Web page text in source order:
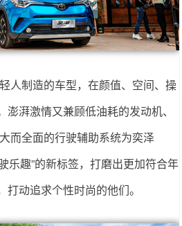
人制造的车型，在颜值、空间、操
湃激情又兼顾低油耗的发动机、
而全面的行驶辅助系统为奕泽
乐趣”的新标签，打磨出更加符合年
动追求个性时尚的他们。